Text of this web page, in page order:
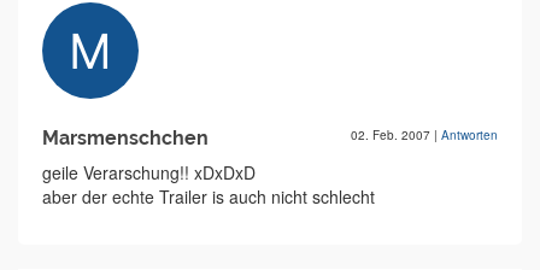
Marsmenschchen 02. Feb. 2007 | Antworten
geile Verarschung!! xDxDxD
aber der echte Trailer is auch nicht schlecht